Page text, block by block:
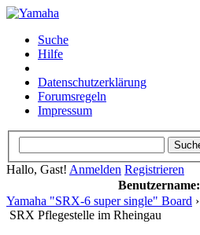
Suche
Hilfe
Datenschutzerklärung
Forumsregeln
Impressum
Hallo, Gast! Anmelden Registrieren
Benutzername:
Yamaha "SRX-6 super single" Board ›
SRX Pflegestelle im Rheingau